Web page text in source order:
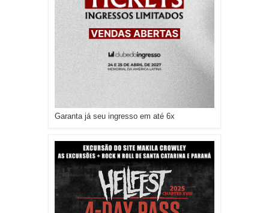
Garanta já seu ingresso em até 6x